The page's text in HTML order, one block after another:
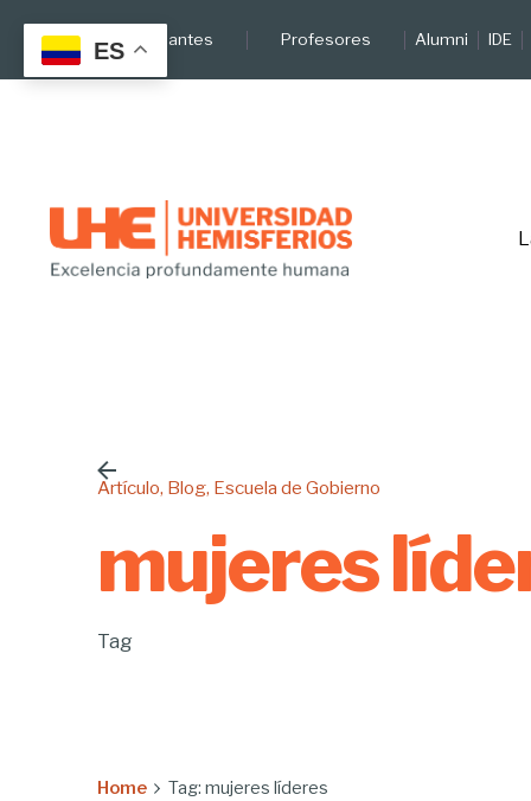
content
Estudiantes Profesores Alumni IDE
Artículo Blog Escuela de Gobierno
mujeres
Tag
Home Tag: mujeres líderes
ES